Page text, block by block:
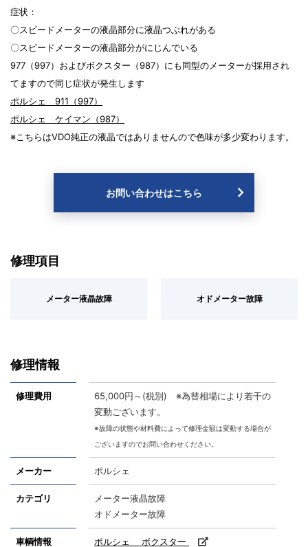
症状：
〇スピードメーターの液晶部分に液晶つぶれがある
〇スピードメーターの液晶部分がにじんでいる
977（997）およびボクスター（987）にも同型のメーターが採用され
てますので同じ症状が発生します
ポルシェ 911（997）
ポルシェ ケイマン（987）
※こちらはVDO純正の液晶ではありませんので色味が多少変わります。
お問い合わせはこちら
修理項目
メーター液晶故障 オドメーター故障
修理情報
修理費用
65,000円～(税別) ※為替相場により若干の
変動ございます。
※故障の状態や材料費によって修理金額は変動する場合が
ございますのでお問い合わせください。
メーカー ポルシェ
カテゴリ
メーター液晶故障
オドメーター故障
車輌情報 ポルシェ ボクスター